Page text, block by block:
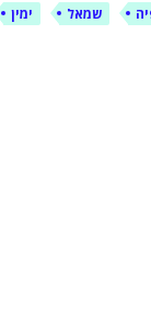
שמאל ימין